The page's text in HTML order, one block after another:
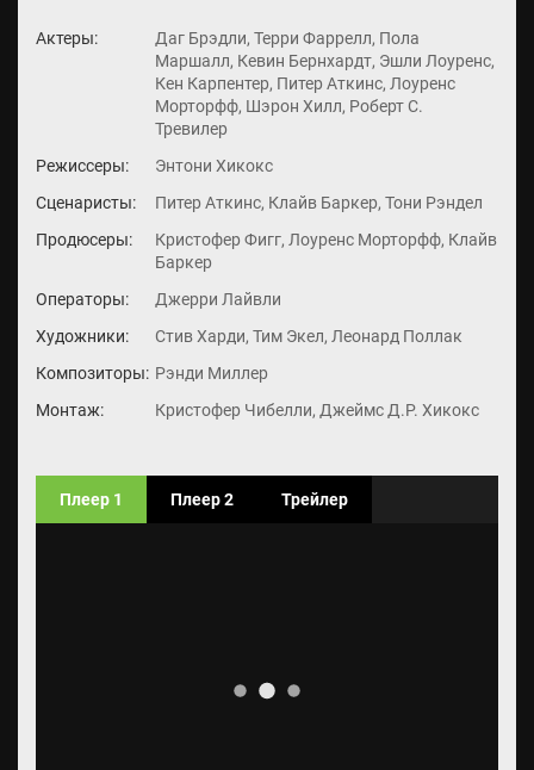
Актеры:
Даг Брэдли, Терри Фаррелл, Пола
Маршалл, Кевин Бернхардт, Эшли Лоуренс,
Кен Карпентер, Питер Аткинс, Лоуренс
Морторфф, Шэрон Хилл, Роберт С.
Тревилер
Режиссеры:
Энтони Хикокс
Сценаристы:
Питер Аткинс, Клайв Баркер, Тони Рэндел
Продюсеры:
Кристофер Фигг, Лоуренс Морторфф, Клайв
Баркер
Операторы:
Джерри Лайвли
Художники:
Стив Харди, Тим Экел, Леонард Поллак
Композиторы: Рэнди Миллер
Монтаж:
Кристофер Чибелли, Джеймс Д.Р. Хикокс
Плеер 1 Плеер 2 Трейлер